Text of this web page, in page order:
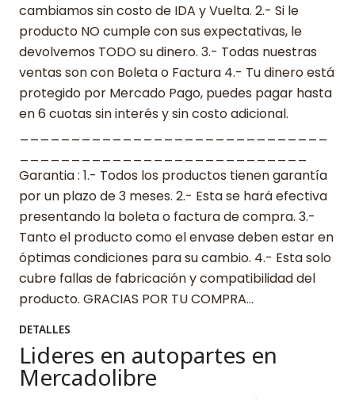
cambiamos sin costo de IDA y Vuelta. 2.- Si le
producto NO cumple con sus expectativas, le
devolvemos TODO su dinero. 3.- Todas nuestras
ventas son con Boleta o Factura 4.- Tu dinero está
protegido por Mercado Pago, puedes pagar hasta
en 6 cuotas sin interés y sin costo adicional.
Garantia : 1.- Todos los productos tienen garantía
por un plazo de 3 meses. 2.- Esta se hará efectiva
presentando la boleta o factura de compra. 3.-
Tanto el producto como el envase deben estar en
óptimas condiciones para su cambio. 4.- Esta solo
cubre fallas de fabricación y compatibilidad del
producto. GRACIAS POR TU COMPRA…
DETALLES
Lideres en autopartes en
Mercadolibre